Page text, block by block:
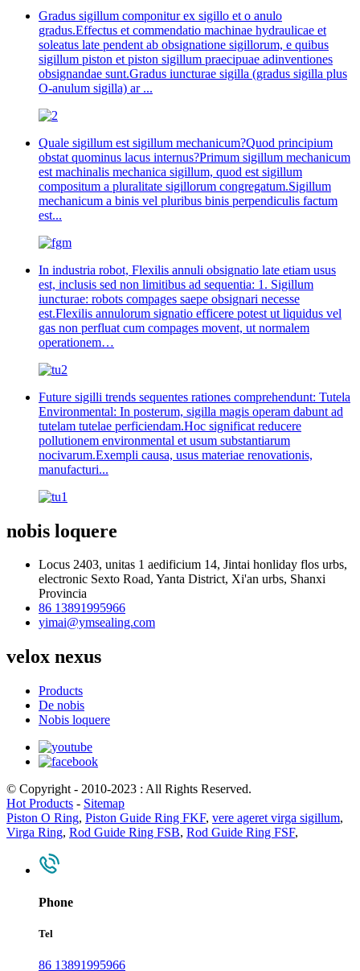
Gradus sigillum componitur ex sigillo et o anulo
gradus.Effectus et commendatio machinae hydraulicae et
soleatus late pendent ab obsignatione sigillorum, e quibus
sigillum piston et piston sigillum praecipuae adinventiones
obsignandae sunt.Gradus iuncturae sigilla (gradus sigilla plus
O-anulum sigilla) ar ...
Quale sigillum est sigillum mechanicum?Quod principium
obstat quominus lacus internus?Primum sigillum mechanicum
est machinalis mechanica sigillum, quod est sigillum
compositum a pluralitate sigillorum congregatum.Sigillum
mechanicum a binis vel pluribus binis perpendiculis factum
est...
In industria robot, Flexilis annuli obsignatio late etiam usus
est, inclusis sed non limitibus ad sequentia: 1. Sigillum
iuncturae: robots compages saepe obsignari necesse
est.Flexilis annulorum signatio efficere potest ut liquidus vel
gas non perfluat cum compages movent, ut normalem
operationem…
Future sigilli trends sequentes rationes comprehendunt: Tutela
Environmental: In posterum, sigilla magis operam dabunt ad
tutelam tutelae perficiendam.Hoc significat reducere
pollutionem environmental et usum substantiarum
nocivarum.Exempli causa, usus materiae renovationis,
manufacturi...
nobis loquere
Locus 2403, unitas 1 aedificium 14, Jintai honliday flos urbs,
electronic Sexto Road, Yanta District, Xi'an urbs, Shanxi
Provincia
86 13891995966
yimai@ymsealing.com
velox nexus
Products
De nobis
Nobis loquere
© Copyright - 2010-2023 : All Rights Reserved.
Hot Products - Sitemap
Piston O Ring, Piston Guide Ring FKF, vere ageret virga sigillum,
Virga Ring, Rod Guide Ring FSB, Rod Guide Ring FSF,
Phone
Tel
86 13891995966